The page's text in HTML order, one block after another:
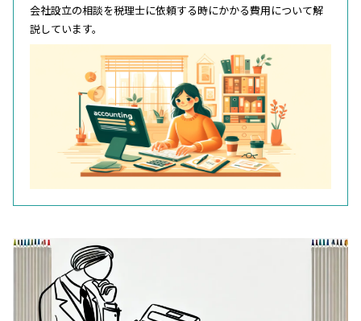
会社設立の相談を税理士に依頼する時にかかる費用について解
説しています。